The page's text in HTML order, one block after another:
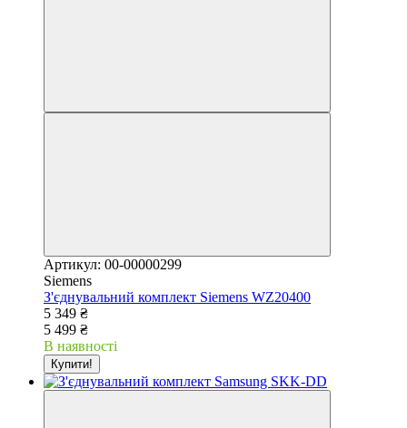
Артикул: 00-00000299
Siemens
З'єднувальний комплект Siemens WZ20400
5 349 ₴
5 499 ₴
В наявності
Купити!